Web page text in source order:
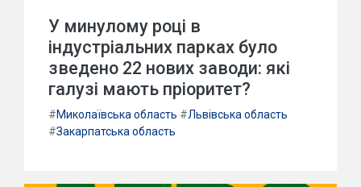
У минулому році в
індустріальних парках було
зведено 22 нових заводи: які
галузі мають пріоритет?
#Миколаївська область #Львівська область
#Закарпатська область